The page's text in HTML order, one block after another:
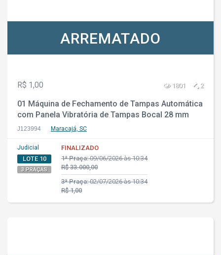
ARREMATADO
R$ 1,00 1801 2
01 Máquina de Fechamento de Tampas Automática
com Panela Vibratória de Tampas Bocal 28 mm
J123994 Maracajá, SC
Judicial
LOTE 10
3 PRAÇAS
FINALIZADO
1ª Praça:09/06/2026 às 10:34
R$ 33.000,00
3ª Praça:02/07/2026 às 10:34
R$ 1,00